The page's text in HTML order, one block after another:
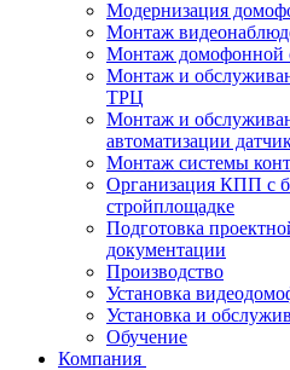
Модернизация
Монтаж
Монтаж домофонной
Монтаж и
ТРЦ
Монтаж и
автоматизации
Монтаж системы
Организация КПП с
стройплощадке
Подготовка
документации
Производство
Установка
Установка и
Обучение
Компания